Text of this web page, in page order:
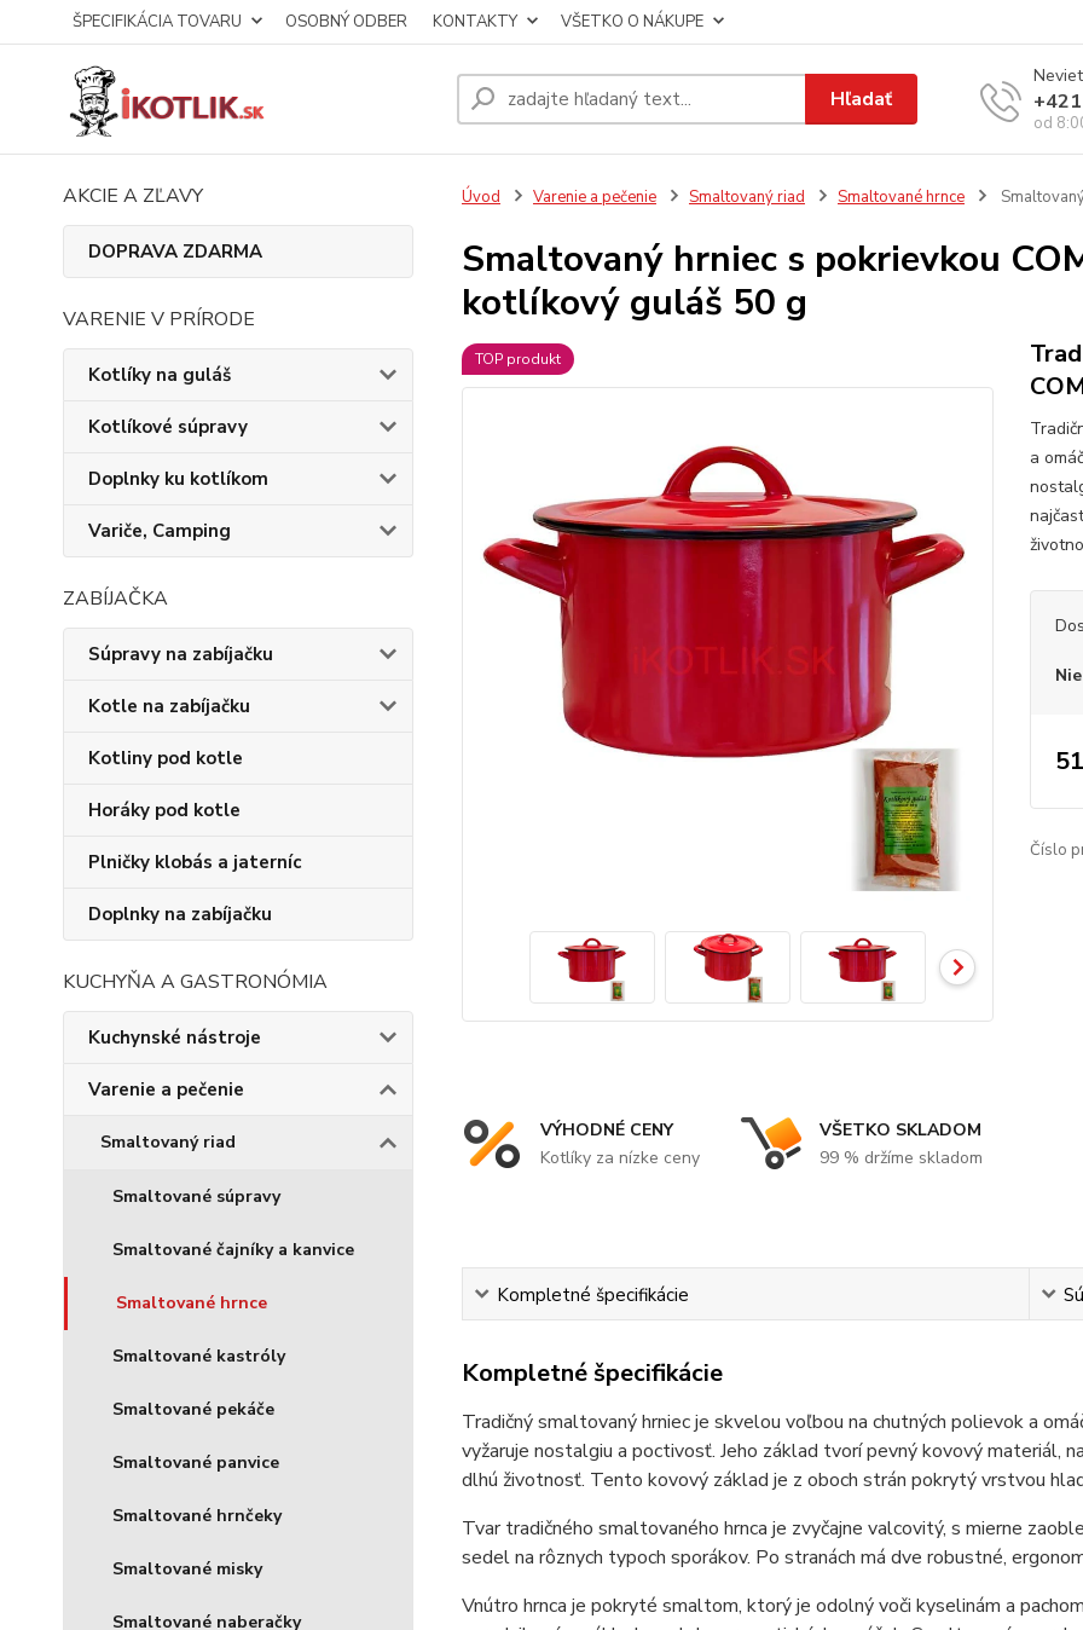
ŠPECIFIKÁCIA TOVARU OSOBNÝ ODBER KONTAKTY VŠETKO O NÁKUPE
Hľadať
od
AKCIE A ZĽAVY
DOPRAVA ZDARMA
VARENIE V PRÍRODE
Kotlíky na guláš
Kotlíkové súpravy
Doplnky ku kotlíkom
Variče, Camping
ZABÍJAČKA
Súpravy na zabíjačku
Kotle na zabíjačku
Kotliny pod kotle
Horáky pod kotle
Plničky klobás a jaterníc
Doplnky na zabíjačku
KUCHYŇA A GASTRONÓMIA
Kuchynské nástroje
Varenie a pečenie
Smaltovaný riad
Smaltované súpravy
Smaltované čajníky a kanvice
Smaltované hrnce
Smaltované kastróly
Smaltované pekáče
Smaltované panvice
Smaltované hrnčeky
Smaltované misky
Smaltované naberačky
Úvod Varenie a pečenie Smaltovaný riad Smaltované hrnce
Smaltovaný hrniec s pokrievkou
kotlíkový guláš 50 g
TOP produkt
a
Číslo
VÝHODNÉ CENY
Kotlíky za nízke ceny
VŠETKO SKLADOM
99 % držíme skladom
Kompletné špecifikácie
Kompletné špecifikácie
Tradičný smaltovaný hrniec je skvelou voľbou na chutných polievok a
vyžaruje nostalgiu a poctivosť. Jeho základ tvorí pevný kovový materiál,
dlhú životnosť. Tento kovový základ je z oboch strán pokrytý vrstvou
Tvar tradičného smaltovaného hrnca je zvyčajne valcovitý, s mierne
sedel na rôznych typoch sporákov. Po stranách má dve robustné,
Vnútro hrnca je pokryté smaltom, ktorý je odolný voči kyselinám a